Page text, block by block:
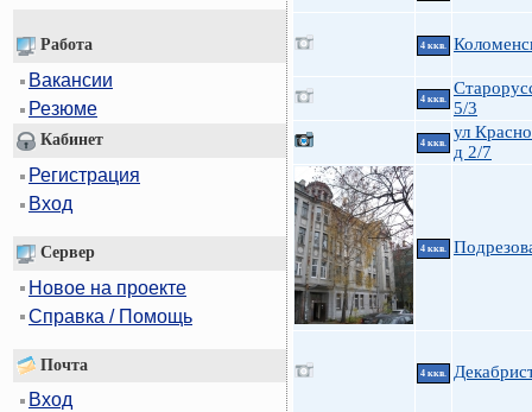
Работа
Вакансии
Резюме
Кабинет
Регистрация
Вход
Сервер
Новое на проекте
Справка / Помощь
Почта
Вход
4 ккв.
4 ккв.
5/3
4 ккв.
ул
д 2/7
4 ккв.
4 ккв.